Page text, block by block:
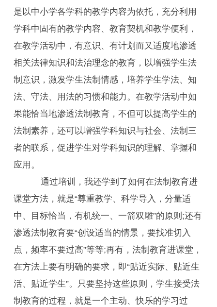
是以中小学各学科的教学内容为依托，充分利用
学科中固有的教学内容、教育契机和教学便利，
在教学活动中，有意识、有计划而又适度地渗透
相关法律知识和法治理念的教育，以增强学生法
制意识，激发学生法制情感，培养学生学法、知
法、守法、用法的习惯和能力。在教学活动中如
果能恰当地渗透法制教育，不但可以提高学生的
法制素养，还可以增强学科知识与社会、法制三
者的联系，促进学生对学科知识的理解、掌握和
应用。
通过培训，我还学到了如何在法制教育进
课堂方法，就是“尊重教学、科学导入，分量适
中、目标恰当，有机统一、一箭双雕”的原则;还有
渗透法制教育要“创设适当的情景，要找准切入
点，频率不要过高”等等;再有，法制教育进课堂，
在方法上要有明确的要求，即“贴近实际、贴近生
活、贴近学生”。只要坚持这些原则，学生接受法
制教育的过程，就是一个主动、快乐的学习过